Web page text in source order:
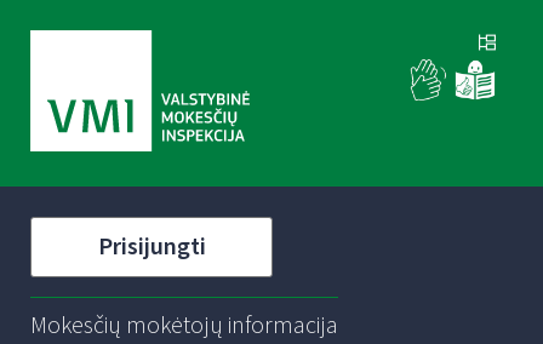
Prisijungti
Mokesčių mokėtojų informacija